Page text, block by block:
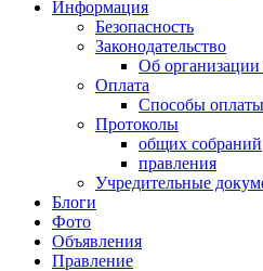
Информация
Безопасность
Законодательство
Об
Оплата
Способы оплаты
Протоколы
общих собраний
правления
Учредительные
Блоги
Фото
Объявления
Правление